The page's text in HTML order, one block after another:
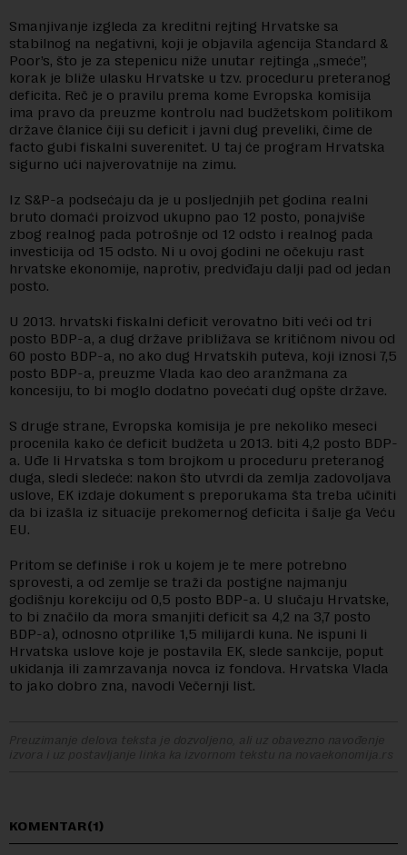
Smanjivanje izgleda za kreditni rejting Hrvatske sa
stabilnog na negativni, koji je objavila agencija Standard &
Poor’s, što je za stepenicu niže unutar rejtinga „smeće”,
korak je bliže ulasku Hrvatske u tzv. proceduru preteranog
deficita. Reč je o pravilu prema kome Evropska komisija
ima pravo da preuzme kontrolu nad budžetskom politikom
države članice čiji su deficit i javni dug preveliki, čime de
facto gubi fiskalni suverenitet. U taj će program Hrvatska
sigurno ući najverovatnije na zimu.
Iz S&P-a podsećaju da je u posljednjih pet godina realni
bruto domaći proizvod ukupno pao 12 posto, ponajviše
zbog realnog pada potrošnje od 12 odsto i realnog pada
investicija od 15 odsto. Ni u ovoj godini ne očekuju rast
hrvatske ekonomije, naprotiv, predviđaju dalji pad od jedan
posto.
U 2013. hrvatski fiskalni deficit verovatno biti veći od tri
posto BDP-a, a dug države približava se kritičnom nivou od
60 posto BDP-a, no ako dug Hrvatskih puteva, koji iznosi 7,5
posto BDP-a, preuzme Vlada kao deo aranžmana za
koncesiju, to bi moglo dodatno povećati dug opšte države.
S druge strane, Evropska komisija je pre nekoliko meseci
procenila kako će deficit budžeta u 2013. biti 4,2 posto BDP-
a. Uđe li Hrvatska s tom brojkom u proceduru preteranog
duga, sledi sledeće: nakon što utvrdi da zemlja zadovoljava
uslove, EK izdaje dokument s preporukama šta treba učiniti
da bi izašla iz situacije prekomernog deficita i šalje ga Veću
EU.
Pritom se definiše i rok u kojem je te mere potrebno
sprovesti, a od zemlje se traži da postigne najmanju
godišnju korekciju od 0,5 posto BDP-a. U slučaju Hrvatske,
to bi značilo da mora smanjiti deficit sa 4,2 na 3,7 posto
BDP-a), odnosno otprilike 1,5 milijardi kuna. Ne ispuni li
Hrvatska uslove koje je postavila EK, slede sankcije, poput
ukidanja ili zamrzavanja novca iz fondova. Hrvatska Vlada
to jako dobro zna, navodi Večernji list.
Preuzimanje delova teksta je dozvoljeno, ali uz obavezno navođenje
izvora i uz postavljanje linka ka izvornom tekstu na novaekonomija.rs
KOMENTAR(1)